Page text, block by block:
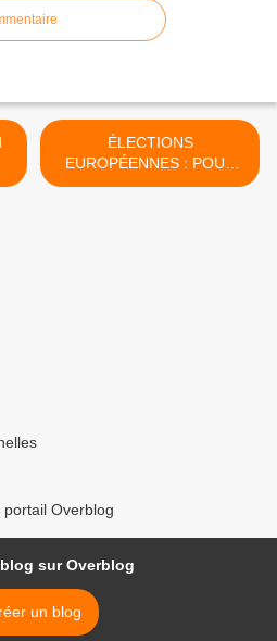
ÉLECTIONS
EUROPÉENNES : POUR
QUELLE EUROPE ? POUR
Overblog
sur Overblog
un blog